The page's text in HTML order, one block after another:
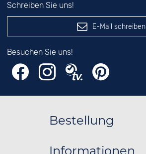
Schreiben Sie uns!
E-Mail schreiben
Besuchen Sie uns!
Bestellung
Informationen